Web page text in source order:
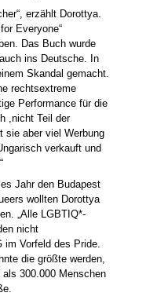
erzählt Dorottya.
Everyone“
Das Buch wurde
ins Deutsche. In
Skandal gemacht.
rechtsextreme
Performance für die
,nicht Teil der
sie aber viel Werbung
verkauft und
Jahr den Budapest
wollten Dorottya
„Alle LGBTIQ*-
nicht
im Vorfeld des Pride.
die größte werden,
300.000 Menschen